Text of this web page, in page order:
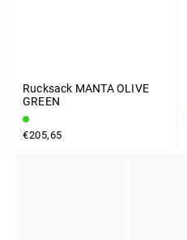
Rucksack MANTA OLIVE
GREEN
€205,65
INSTAGRAM